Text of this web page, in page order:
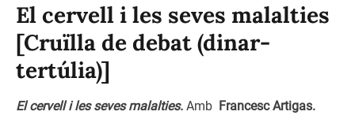
El cervell i les seves malalties
[Cruïlla de debat (dinar-
tertúlia)]
El cervell i les seves malalties. Amb Francesc Artigas.